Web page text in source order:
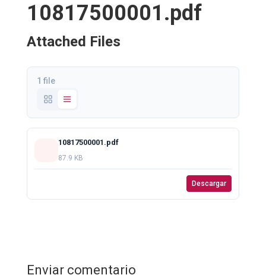
10817500001.pdf
Attached Files
1 file
10817500001.pdf
87.9 KB
Descargar
Enviar comentario